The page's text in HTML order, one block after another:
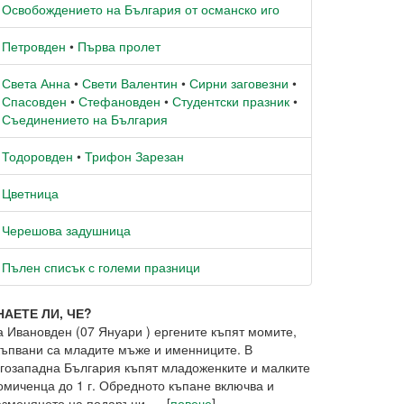
Освобождението на България от османско иго
Петровден • Първа пролет
Света Анна • Свети Валентин • Сирни заговезни •
Спасовден • Стефановден • Студентски празник •
Съединението на България
Тодоровден • Трифон Зарезан
Цветница
Черешова задушница
Пълен списък с големи празници
ЛИ, ЧЕ?
Ивановден (07 Януари ) ергените къпят момите,
са младите мъже и именниците. В
България къпят младоженките и малките
до 1 г. Обредното къпане включва и